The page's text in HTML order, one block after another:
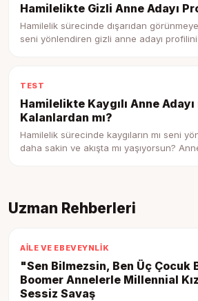
Hamilelikte Gizli Anne Adayı
Hamilelik sürecinde dışarıdan
seni yönlendiren gizli anne adayı
TEST
Hamilelikte Kaygılı Anne Adayı
Kalanlardan mı?
Hamilelik sürecinde kaygıların mı seni
daha sakin ve akışta mı yaşıyorsun?
Uzman Rehberleri
AILE VE EBEVEYNLIK
"Sen Bilmezsin, Ben Üç Çocuk
Boomer Annelerle Millennial
Sessiz Savaş